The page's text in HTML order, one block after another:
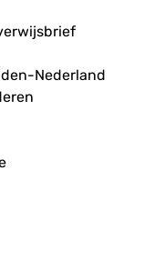
Nederland